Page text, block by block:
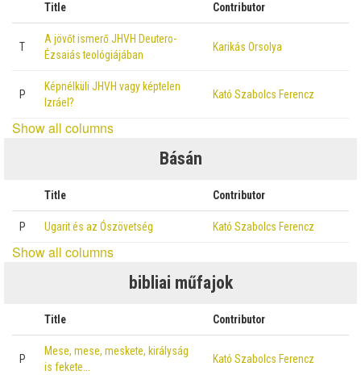
Title Contributor
T
A jövőt ismerő JHVH Deutero-
Ézsaiás teológiájában
Karikás Orsolya
P
Képnélküli JHVH vagy képtelen
Izráel?
Kató Szabolcs Ferencz
Show all columns
Básán
Title Contributor
P Ugarit és az Ószövetség Kató Szabolcs Ferencz
Show all columns
bibliai műfajok
Title Contributor
P
Mese, mese, meskete, királyság
is fekete…
Kató Szabolcs Ferencz